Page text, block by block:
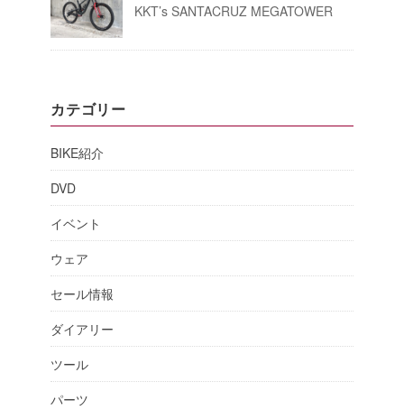
KKT’s SANTACRUZ MEGATOWER
カテゴリー
BIKE紹介
DVD
イベント
ウェア
セール情報
ダイアリー
ツール
パーツ